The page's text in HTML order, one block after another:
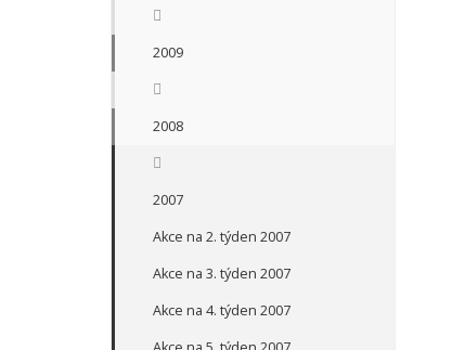
2009
2008
2007
Akce na 2. týden 2007
Akce na 3. týden 2007
Akce na 4. týden 2007